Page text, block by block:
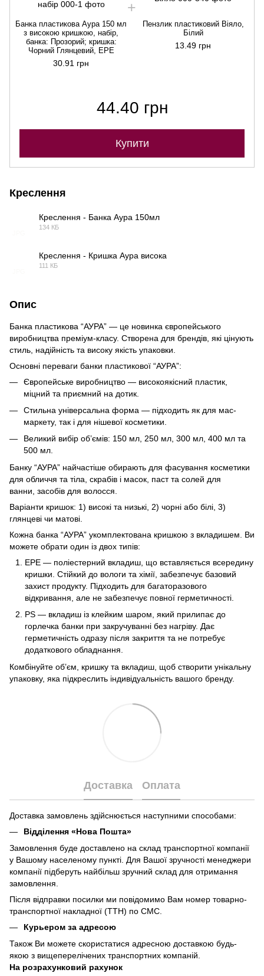
Банка пластикова Аура 150 мл
з високою кришкою, набір,
банка: Прозорий; кришка:
Чорний Глянцевий, EPE
30.91 грн
Пензлик пластиковий Віяло,
Білий
13.49 грн
44.40 грн
Купити
Креслення
Креслення - Банка Аура 150мл
134 КБ
Креслення - Кришка Аура висока
111 КБ
Опис
Банка пластикова “АУРА” — це новинка європейського
виробництва преміум-класу. Створена для брендів, які цінують
стиль, надійність та високу якість упаковки.
Основні переваги банки пластикової “АУРА”:
Європейське виробництво — високоякісний пластик,
міцний та приємний на дотик.
Стильна універсальна форма — підходить як для мас-
маркету, так і для нішевої косметики.
Великий вибір об’ємів: 150 мл, 250 мл, 300 мл, 400 мл та
500 мл.
Банку “АУРА” найчастіше обирають для фасування косметики
для обличчя та тіла, скрабів і масок, паст та солей для
ванни, засобів для волосся.
Варіанти кришок: 1) високі та низькі, 2) чорні або білі, 3)
глянцеві чи матові.
Кожна банка “АУРА” укомплектована кришкою з вкладишем. Ви
можете обрати один із двох типів:
EPE — поліестерний вкладиш, що вставляється всередину
кришки. Стійкий до вологи та хімії, забезпечує базовий
захист продукту. Підходить для багаторазового
відкривання, але не забезпечує повної герметичності.
PS — вкладиш із клейким шаром, який прилипає до
горлечка банки при закручуванні без нагріву. Дає
герметичність одразу після закриття та не потребує
додаткового обладнання.
Комбінуйте об’єм, кришку та вкладиш, щоб створити унікальну
упаковку, яка підкреслить індивідуальність вашого бренду.
Доставка Оплата
Доставка замовлень здійснюється наступними способами:
Відділення «Нова Пошта»
Замовлення буде доставлено на склад транспортної компанії
у Вашому населеному пункті. Для Вашої зручності менеджери
компанії підберуть найбільш зручний склад для отримання
замовлення.
Після відправки посилки ми повідомимо Вам номер товарно-
транспортної накладної (ТТН) по СМС.
Курьером за адресою
Також Ви можете скористатися адресною доставкою будь-
якою з вищеперелічених транспортних компаній.
На розрахунковий рахунок